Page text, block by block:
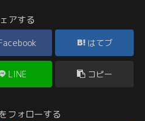
アする
はてブ
LINE コピー
フォローする